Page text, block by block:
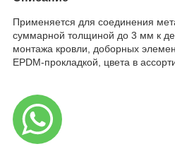
Применяется для соединения
суммарной толщиной до 3 мм к
монтажа кровли, доборных
EPDM-прокладкой, цвета в